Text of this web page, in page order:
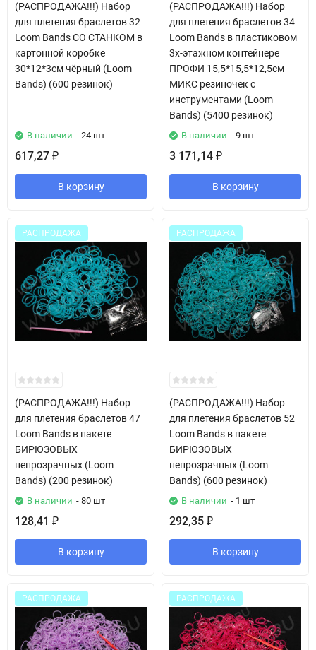
(РАСПРОДАЖА!!!) Набор
для плетения браслетов 32
Loom Bands СО СТАНКОМ в
картонной коробке
30*12*3см чёрный (Loom
Bands) (600 резинок)
В наличии - 24 шт
617,27 ₽
В корзину
(РАСПРОДАЖА!!!) Набор
для плетения браслетов 34
Loom Bands в пластиковом
3х-этажном контейнере
ПРОФИ 15,5*15,5*12,5см
МИКС резиночек с
инструментами (Loom
Bands) (5400 резинок)
В наличии - 9 шт
3 171,14 ₽
В корзину
РАСПРОДАЖА
(РАСПРОДАЖА!!!) Набор
для плетения браслетов 47
Loom Bands в пакете
БИРЮЗОВЫХ
непрозрачных (Loom
Bands) (200 резинок)
В наличии - 80 шт
128,41 ₽
В корзину
РАСПРОДАЖА
(РАСПРОДАЖА!!!) Набор
для плетения браслетов 52
Loom Bands в пакете
БИРЮЗОВЫХ
непрозрачных (Loom
Bands) (600 резинок)
В наличии - 1 шт
292,35 ₽
В корзину
РАСПРОДАЖА РАСПРОДАЖА